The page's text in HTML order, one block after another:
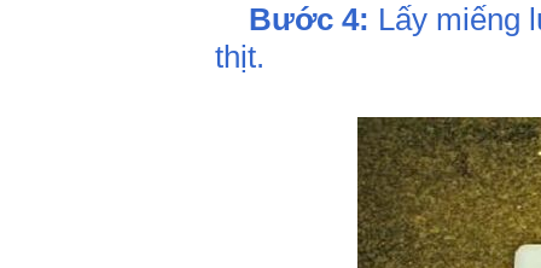
Bước 4: Lấy miếng
thịt.